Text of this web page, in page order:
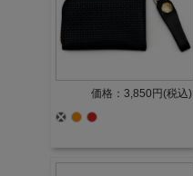
価格：3,850円(税込)